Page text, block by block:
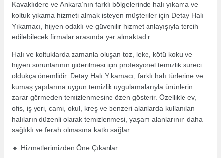
Kavaklıdere ve Ankara’nın farklı bölgelerinde halı yıkama ve
koltuk yıkama hizmeti almak isteyen müşteriler için Detay Halı
Yıkamacı, hijyen odaklı ve güvenilir hizmet anlayışıyla tercih
edilebilecek firmalar arasında yer almaktadır.
Halı ve koltuklarda zamanla oluşan toz, leke, kötü koku ve
hijyen sorunlarının giderilmesi için profesyonel temizlik süreci
oldukça önemlidir. Detay Halı Yıkamacı, farklı halı türlerine ve
kumaş yapılarına uygun temizlik uygulamalarıyla ürünlerin
zarar görmeden temizlenmesine özen gösterir. Özellikle ev,
ofis, iş yeri, cami, okul, kreş ve benzeri alanlarda kullanılan
halıların düzenli olarak temizlenmesi, yaşam alanlarının daha
sağlıklı ve ferah olmasına katkı sağlar.
🔸 Hizmetlerimizden Öne Çıkanlar